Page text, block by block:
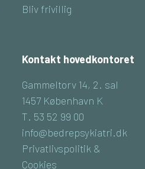
Bliv frivillig
Kontakt hovedkontoret
Gammeltorv 14, 2. sal
1457 København K
T. 53 52 99 00
info@bedrepsykiatri.dk
Privatlivspolitik &
Cookies